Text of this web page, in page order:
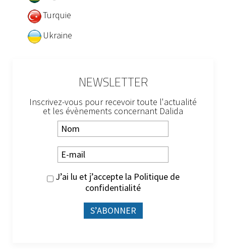
Turquie
Ukraine
NEWSLETTER
Inscrivez-vous pour recevoir toute l'actualité
et les évènements concernant Dalida
J’ai lu et j’accepte la Politique de
confidentialité